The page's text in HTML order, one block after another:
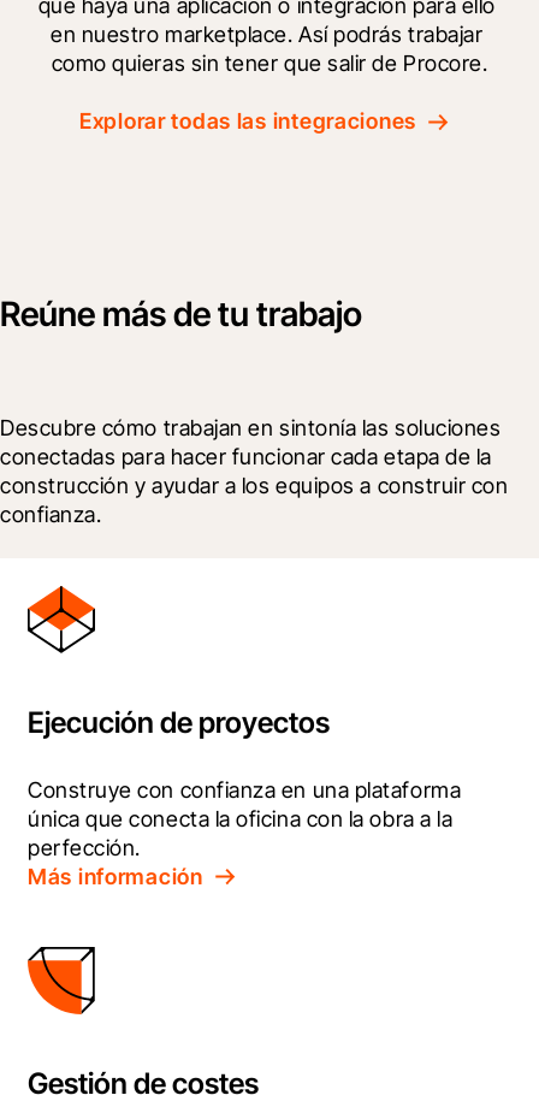
que haya una aplicación o integración para ello
en nuestro marketplace. Así podrás trabajar
como quieras sin tener que salir de Procore.
Explorar todas las integraciones
Reúne más de tu trabajo
Descubre cómo trabajan en sintonía las soluciones
conectadas para hacer funcionar cada etapa de la
construcción y ayudar a los equipos a construir con
confianza.
Ejecución de proyectos
Construye con confianza en una plataforma
única que conecta la oficina con la obra a la
perfección.
Más información
Gestión de costes